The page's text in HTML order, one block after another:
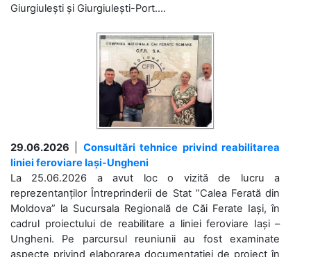
Giurgiulești și Giurgiulești-Port....
29.06.2026
Consultări tehnice privind reabilitarea
liniei feroviare Iași-Ungheni
La 25.06.2026 a avut loc o vizită de lucru a
reprezentanților Întreprinderii de Stat ”Calea Ferată din
Moldova” la Sucursala Regională de Căi Ferate Iași, în
cadrul proiectului de reabilitare a liniei feroviare Iași –
Ungheni. Pe parcursul reuniunii au fost examinate
aspecte privind elaborarea documentației de proiect în